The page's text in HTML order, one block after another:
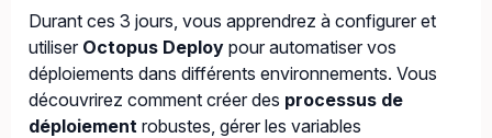
Durant ces 3 jours, vous apprendrez à configurer et
utiliser Octopus Deploy pour automatiser vos
déploiements dans différents environnements. Vous
découvrirez comment créer des processus de
déploiement robustes, gérer les variables